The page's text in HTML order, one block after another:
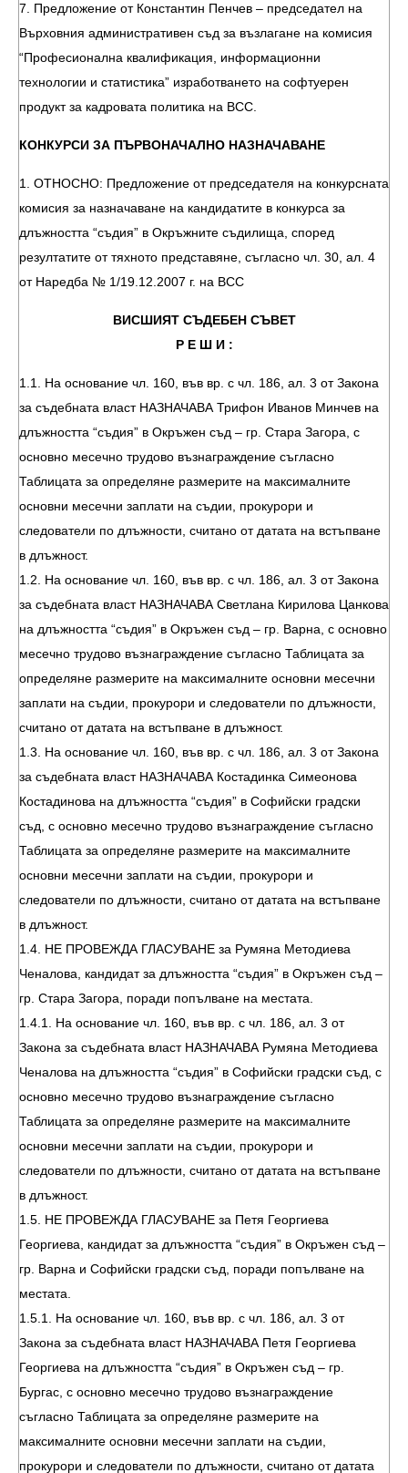
7. Предложение от Константин Пенчев – председател на
Върховния административен съд за възлагане на комисия
“Професионална квалификация, информационни
технологии и статистика” изработването на софтуерен
продукт за кадровата политика на ВСС.
КОНКУРСИ ЗА ПЪРВОНАЧАЛНО НАЗНАЧАВАНЕ
1. ОТНОСНО: Предложение от председателя на конкурсната
комисия за назначаване на кандидатите в конкурса за
длъжността “съдия” в Окръжните съдилища, според
резултатите от тяхното представяне, съгласно чл. 30, ал. 4
от Наредба № 1/19.12.2007 г. на ВСС
ВИСШИЯТ СЪДЕБЕН СЪВЕТ
Р Е Ш И :
1.1. На основание чл. 160, във вр. с чл. 186, ал. 3 от Закона
за съдебната власт НАЗНАЧАВА Трифон Иванов Минчев на
длъжността “съдия” в Окръжен съд – гр. Стара Загора, с
основно месечно трудово възнаграждение съгласно
Таблицата за определяне размерите на максималните
основни месечни заплати на съдии, прокурори и
следователи по длъжности, считано от датата на встъпване
в длъжност.
1.2. На основание чл. 160, във вр. с чл. 186, ал. 3 от Закона
за съдебната власт НАЗНАЧАВА Светлана Кирилова Цанкова
на длъжността “съдия” в Окръжен съд – гр. Варна, с основно
месечно трудово възнаграждение съгласно Таблицата за
определяне размерите на максималните основни месечни
заплати на съдии, прокурори и следователи по длъжности,
считано от датата на встъпване в длъжност.
1.3. На основание чл. 160, във вр. с чл. 186, ал. 3 от Закона
за съдебната власт НАЗНАЧАВА Костадинка Симеонова
Костадинова на длъжността “съдия” в Софийски градски
съд, с основно месечно трудово възнаграждение съгласно
Таблицата за определяне размерите на максималните
основни месечни заплати на съдии, прокурори и
следователи по длъжности, считано от датата на встъпване
в длъжност.
1.4. НЕ ПРОВЕЖДА ГЛАСУВАНЕ за Румяна Методиева
Ченалова, кандидат за длъжността “съдия” в Окръжен съд –
гр. Стара Загора, поради попълване на местата.
1.4.1. На основание чл. 160, във вр. с чл. 186, ал. 3 от
Закона за съдебната власт НАЗНАЧАВА Румяна Методиева
Ченалова на длъжността “съдия” в Софийски градски съд, с
основно месечно трудово възнаграждение съгласно
Таблицата за определяне размерите на максималните
основни месечни заплати на съдии, прокурори и
следователи по длъжности, считано от датата на встъпване
в длъжност.
1.5. НЕ ПРОВЕЖДА ГЛАСУВАНЕ за Петя Георгиева
Георгиева, кандидат за длъжността “съдия” в Окръжен съд –
гр. Варна и Софийски градски съд, поради попълване на
местата.
1.5.1. На основание чл. 160, във вр. с чл. 186, ал. 3 от
Закона за съдебната власт НАЗНАЧАВА Петя Георгиева
Георгиева на длъжността “съдия” в Окръжен съд – гр.
Бургас, с основно месечно трудово възнаграждение
съгласно Таблицата за определяне размерите на
максималните основни месечни заплати на съдии,
прокурори и следователи по длъжности, считано от датата